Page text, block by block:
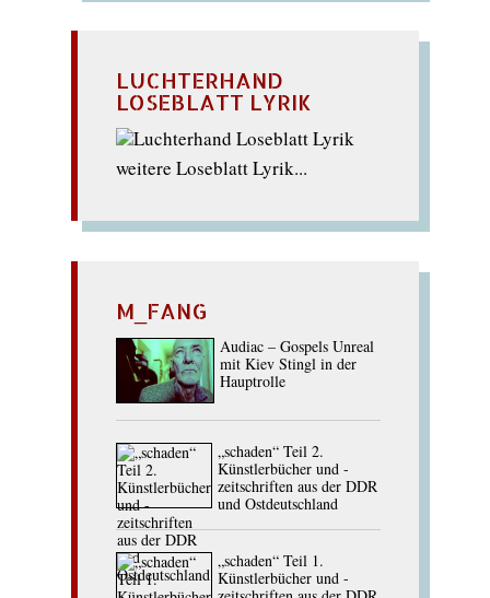
LUCHTERHAND
LOSEBLATT LYRIK
weitere Loseblatt Lyrik...
M_FANG
Audiac – Gospels Unreal
mit Kiev Stingl in der
Hauptrolle
„schaden“ Teil 2.
Künstlerbücher und -
zeitschriften aus der DDR
und Ostdeutschland
„schaden“ Teil 1.
Künstlerbücher und -